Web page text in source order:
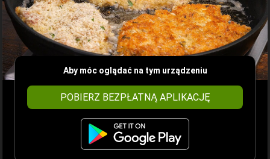
Aby móc oglądać na tym urządzeniu
POBIERZ BEZPŁATNĄ APLIKACJĘ